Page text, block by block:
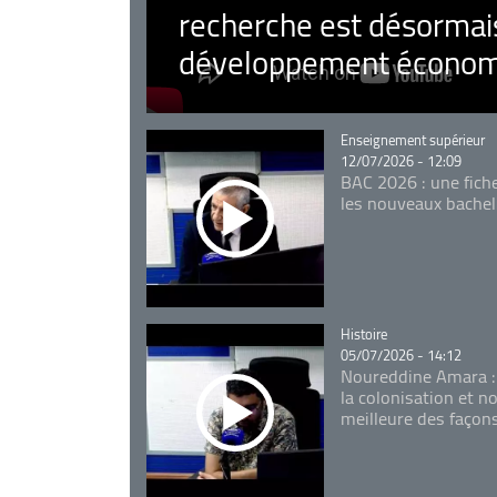
recherche est
développement
Catégorie
Enseignement supérieur
12/07/2026 - 12:09
BAC 2026 : une
les nouveaux
Catégorie
Histoire
05/07/2026 - 14:12
Noureddine Amara
la colonisation et
meilleure des